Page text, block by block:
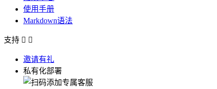
使用手册
Markdown语法
支持  
邀请有礼
私有化部署